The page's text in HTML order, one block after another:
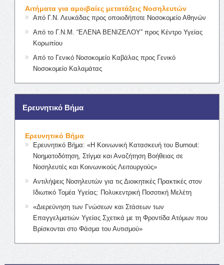
Αιτήματα για αμοιβαίες μετατάξεις Νοσηλευτών
Από Γ.Ν. Λευκάδας προς οποιοδήποτε Νοσοκομείο Αθηνών
Από το Γ.Ν.Μ. “ΕΛΕΝΑ ΒΕΝΙΖΕΛΟΥ” προς Κέντρο Υγείας
Κορωπίου
Από το Γενικό Νοσοκομείο Καβάλας προς Γενικό
Νοσοκομείο Καλαμάτας
Ερευνητικό Βήμα
Ερευνητικό Βήμα
Ερευνητικό Βήμα: «Η Κοινωνική Κατασκευή του Burnout:
Νοηματοδότηση, Στίγμα και Αναζήτηση Βοήθειας σε
Νοσηλευτές και Κοινωνικούς Λειτουργούς»
Αντιλήψεις Νοσηλευτών για τις Διοικητικές Πρακτικές στον
Ιδιωτικό Τομέα Υγείας: Πολυκεντρική Ποσοτική Μελέτη
«Διερεύνηση των Γνώσεων και Στάσεων των
Επαγγελματιών Υγείας Σχετικά με τη Φροντίδα Ατόμων που
Βρίσκονται στο Φάσμα του Αυτισμού»